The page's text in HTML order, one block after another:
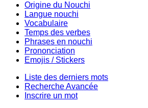
Origine du Nouchi
Langue nouchi
Vocabulaire
Temps des verbes
Phrases en nouchi
Prononciation
Emojis / Stickers
Liste des derniers mots
Recherche Avancée
Inscrire un mot